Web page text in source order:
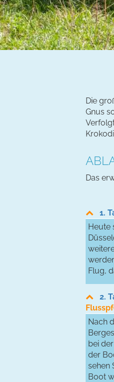
Die
Gnus
Das
1.
Heute
Flug,
2.
Nach
bei
der
sehen
Boot